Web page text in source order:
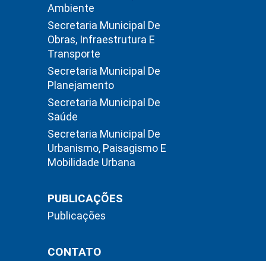
Ambiente
Secretaria Municipal De
Obras, Infraestrutura E
Transporte
Secretaria Municipal De
Planejamento
Secretaria Municipal De
Saúde
Secretaria Municipal De
Urbanismo, Paisagismo E
Mobilidade Urbana
PUBLICAÇÕES
Publicações
CONTATO